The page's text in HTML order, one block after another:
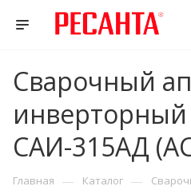
Сварочный
инверторный
САИ-315АД
Главная — Каталог —